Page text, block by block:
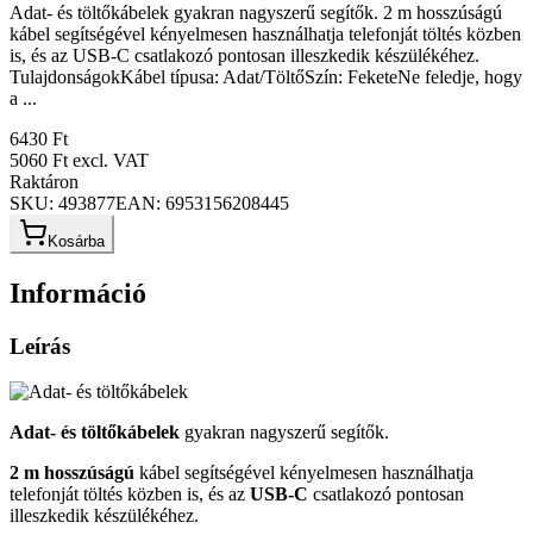
Adat- és töltőkábelek gyakran nagyszerű segítők. 2 m hosszúságú
kábel segítségével kényelmesen használhatja telefonját töltés közben
is, és az USB-C csatlakozó pontosan illeszkedik készülékéhez.
TulajdonságokKábel típusa: Adat/TöltőSzín: FeketeNe feledje, hogy
a ...
6430 Ft
5060 Ft excl. VAT
Raktáron
SKU: 493877EAN: 6953156208445
Kosárba
Információ
Leírás
Adat- és töltőkábelek gyakran nagyszerű segítők.
2 m hosszúságú kábel segítségével kényelmesen használhatja
telefonját töltés közben is, és az USB-C csatlakozó pontosan
illeszkedik készülékéhez.